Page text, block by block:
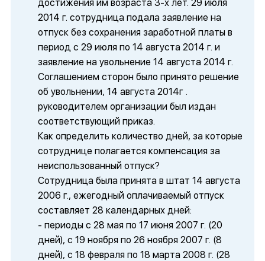
достижения им возраста 3-х лет. 29 июля
2014 г. сотрудница подала заявление на
отпуск без сохранения заработной платы в
период с 29 июля по 14 августа 2014 г. и
заявление на увольнение 14 августа 2014 г.
Соглашением сторон было принято решение
об увольнении, 14 августа 2014г .
руководителем организации был издан
соответствующий приказ.
Как определить количество дней, за которые
сотруднице полагается компенсация за
неиспользованный отпуск?
Сотрудница была принята в штат 14 августа
2006 г., ежегодный оплачиваемый отпуск
составляет 28 календарных дней:
- периоды с 28 мая по 17 июня 2007 г. (20
дней), с 19 ноября по 26 ноября 2007 г. (8
дней), с 18 февраля по 18 марта 2008 г. (28